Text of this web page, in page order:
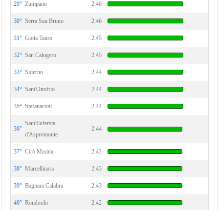
29° Zumpano 2.46
30° Serra San Bruno 2.46
31° Gioia Tauro 2.45
32° San Calogero 2.45
33° Siderno 2.44
34° Sant'Onofrio 2.44
35° Stefanaconi 2.44
36°
Sant'Eufemia
d'Aspromonte
2.44
37° Cirò Marina 2.43
38° Marcellinara 2.43
39° Bagnara Calabra 2.43
40° Rombiolo 2.42